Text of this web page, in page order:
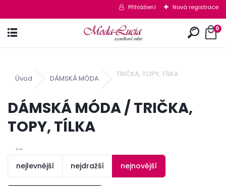
Přihlášení Nová registrace
0
Úvod DÁMSKÁ MÓDA
TRIČKA, TOPY, TÍLKA
DÁMSKÁ MÓDA / TRIČKA,
TOPY, TÍLKA
nejlevnější nejdražší nejnovější